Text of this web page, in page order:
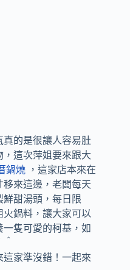
的是很讓人容易肚
這次萍姐要來跟大
鍋燒 ，這家店本來在
來這邊，老闆每天
甜湯頭，每日限
鍋料，讓大家可以
隻可愛的柯基，如
家準沒錯！一起來